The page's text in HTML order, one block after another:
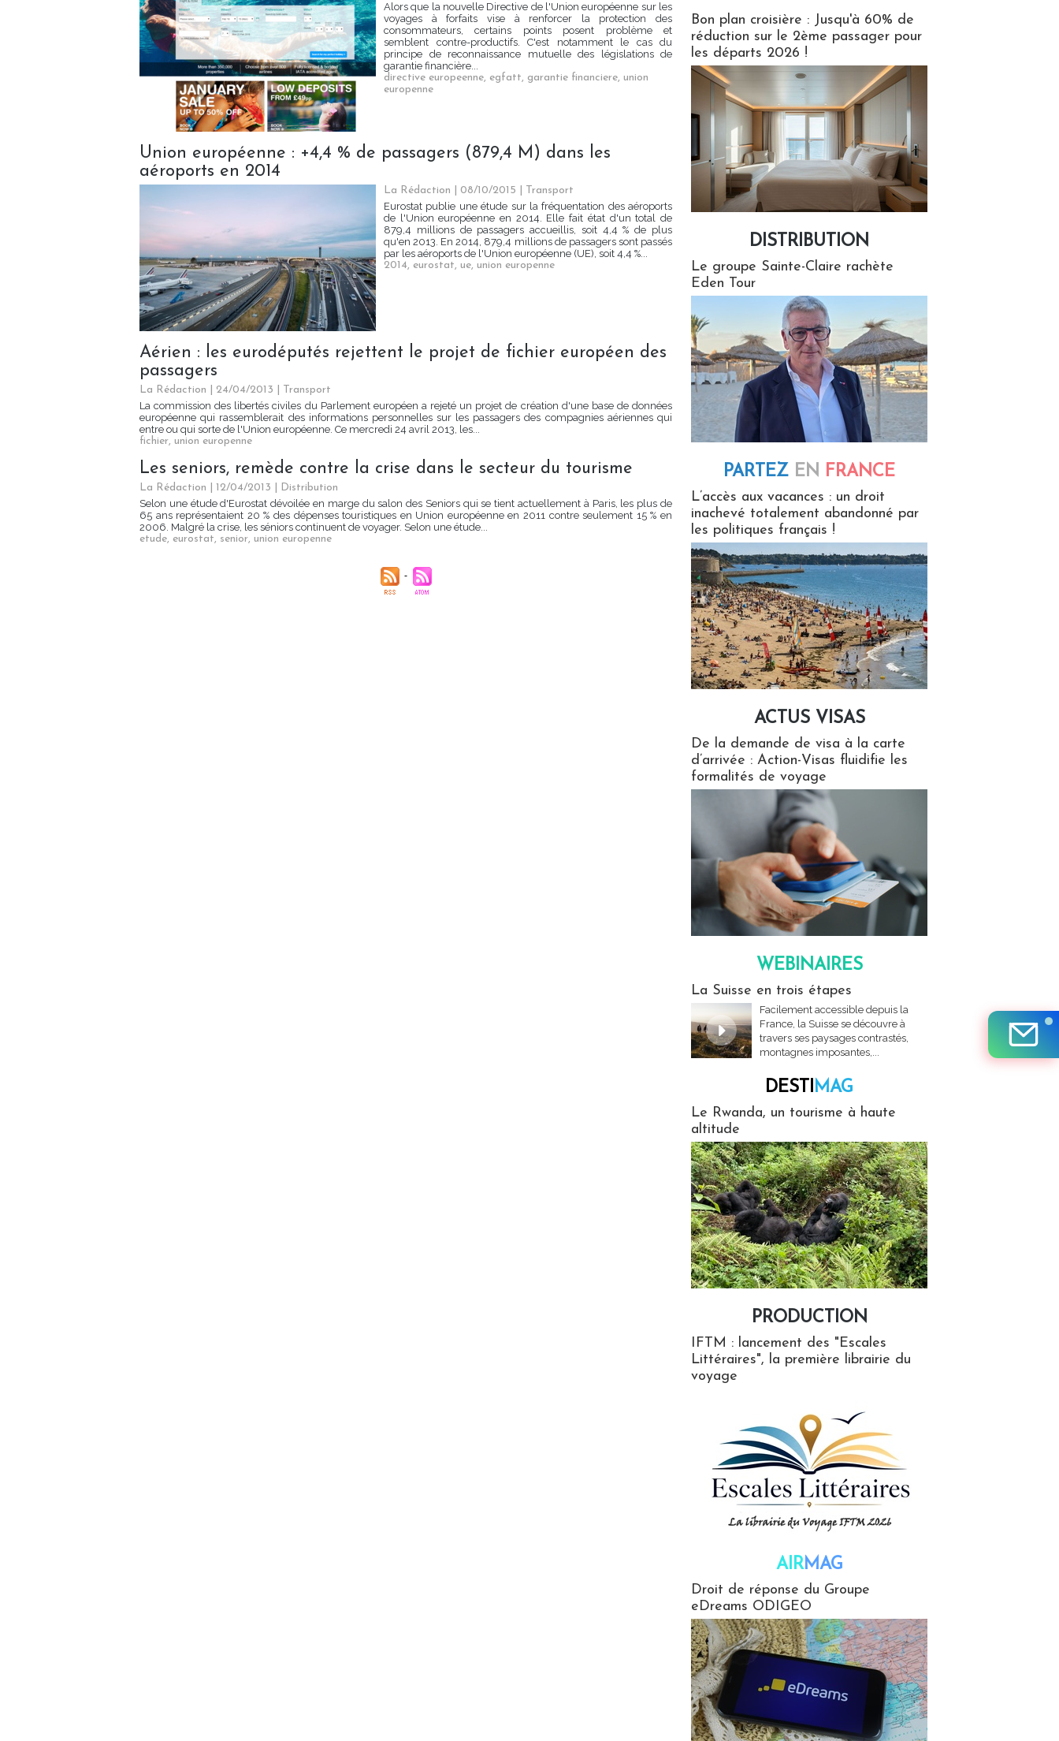
Alors que la nouvelle Directive de l'Union européenne sur les
voyages à forfaits vise à renforcer la protection des
consommateurs, certains points posent problème et
semblent contre-productifs. C'est notamment le cas du
principe de reconnaissance mutuelle des législations de
garantie financière...
directive europeenne, egfatt, garantie financiere, union
europenne
Union européenne : +4,4 % de passagers (879,4 M) dans les
aéroports en 2014
La Rédaction | 08/10/2015
Transport
Eurostat publie une étude sur la fréquentation des aéroports
de l'Union européenne en 2014. Elle fait état d'un total de
879,4 millions de passagers accueillis, soit 4,4 % de plus
qu'en 2013. En 2014, 879,4 millions de passagers sont passés
par les aéroports de l'Union européenne (UE), soit 4,4 %...
2014, eurostat, ue, union europenne
Aérien : les eurodéputés rejettent le projet de fichier européen des
passagers
La Rédaction | 24/04/2013
Transport
La commission des libertés civiles du Parlement européen a rejeté un projet de création d'une base de données
européenne qui rassemblerait des informations personnelles sur les passagers des compagnies aériennes qui
entre ou qui sorte de l'Union européenne. Ce mercredi 24 avril 2013, les...
fichier, union europenne
Les seniors, remède contre la crise dans le secteur du tourisme
La Rédaction | 12/04/2013
Distribution
Selon une étude d'Eurostat dévoilée en marge du salon des Seniors qui se tient actuellement à Paris, les plus de
65 ans représentaient 20 % des dépenses touristiques en Union européenne en 2011 contre seulement 15 % en
2006. Malgré la crise, les séniors continuent de voyager. Selon une étude...
etude, eurostat, senior, union europenne
Bon plan croisière : Jusqu'à 60% de
réduction sur le 2ème passager pour
les départs 2026 !
DISTRIBUTION
Le groupe Sainte-Claire rachète
Eden Tour
PARTEZ EN FRANCE
L’accès aux vacances : un droit
inachevé totalement abandonné par
les politiques français !
ACTUS VISAS
De la demande de visa à la carte
d’arrivée : Action-Visas fluidifie les
formalités de voyage
WEBINAIRES
La Suisse en trois étapes
Facilement accessible depuis la
France, la Suisse se découvre à
travers ses paysages contrastés,
montagnes imposantes,...
DESTIMAG
Le Rwanda, un tourisme à haute
altitude
PRODUCTION
IFTM : lancement des "Escales
Littéraires", la première librairie du
voyage
AIRMAG
Droit de réponse du Groupe
eDreams ODIGEO